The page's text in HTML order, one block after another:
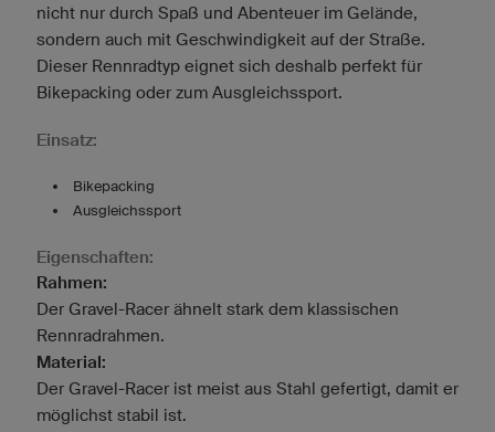
nicht nur durch Spaß und Abenteuer im Gelände,
sondern auch mit Geschwindigkeit auf der Straße.
Dieser Rennradtyp eignet sich deshalb perfekt für
Bikepacking oder zum Ausgleichssport.
Einsatz:
Bikepacking
Ausgleichssport
Eigenschaften:
Rahmen:
Der Gravel-Racer ähnelt stark dem klassischen
Rennradrahmen.
Material:
Der Gravel-Racer ist meist aus Stahl gefertigt, damit er
möglichst stabil ist.